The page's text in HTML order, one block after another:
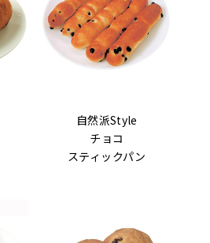
自然派Style
チョコ
スティックパン